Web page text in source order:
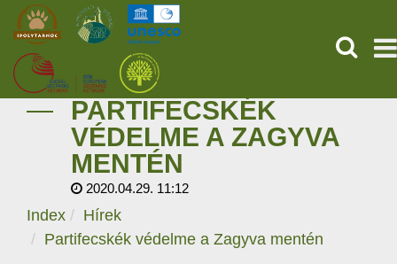
KEZDŐOLDAL
ŐSVILÁGI POMPEJI
SZOLGÁLTATÁSOK
PARTIFECSKÉK
VÉDELME A ZAGYVA
MENTÉN
2020.04.29. 11:12
Index
Hírek
Partifecskék védelme a Zagyva mentén